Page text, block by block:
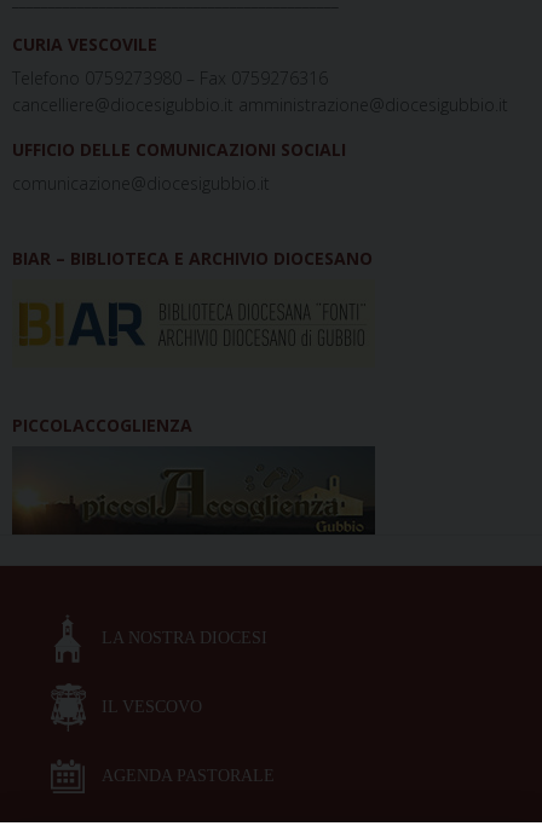
CURIA VESCOVILE
Telefono 0759273980 – Fax 0759276316
cancelliere@diocesigubbio.it amministrazione@diocesigubbio.it
UFFICIO DELLE COMUNICAZIONI SOCIALI
comunicazione@diocesigubbio.it
BIAR – BIBLIOTECA E ARCHIVIO DIOCESANO
PICCOLACCOGLIENZA
LA NOSTRA DIOCESI
IL VESCOVO
AGENDA PASTORALE